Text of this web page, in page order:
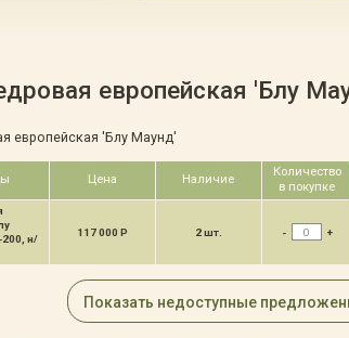
европейская 'Блу
европейская 'Блу Маунд'
Цена Наличие
Количество
в покупке
н/
117 000 Р 2 шт. - +
Показать недоступные